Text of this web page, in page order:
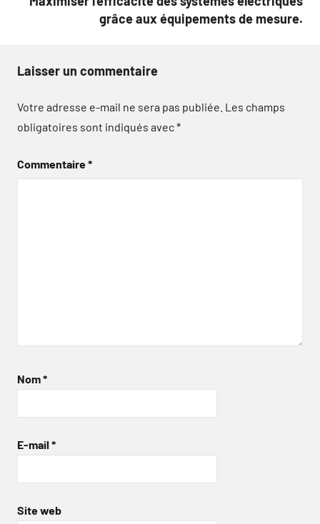
grâce aux équipements de mesure.
Laisser un commentaire
Votre adresse e-mail ne sera pas publiée. Les champs
obligatoires sont indiqués avec*
Commentaire*
Nom*
E-mail *
Site web